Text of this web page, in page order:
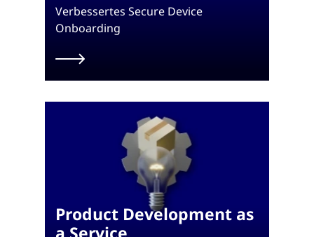
Verbessertes Secure Device
Onboarding
Product Development as